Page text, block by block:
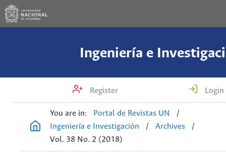
Ingeniería e
Register Login
You are in: Portal de Revistas UN
/
Ingeniería e Investigación
/ Archives
/
Vol. 38 No. 2 (2018)